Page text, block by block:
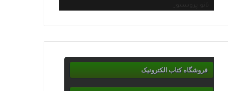
نانو پروسسور
فروشگاه کتاب الکترونیک